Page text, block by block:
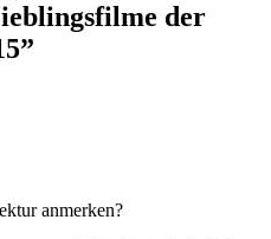
der
anmerken?